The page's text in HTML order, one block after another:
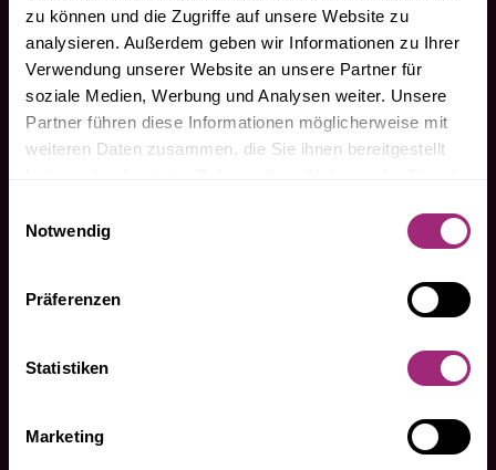
zu können und die Zugriffe auf unsere Website zu
analysieren. Außerdem geben wir Informationen zu Ihrer
Verwendung unserer Website an unsere Partner für
soziale Medien, Werbung und Analysen weiter. Unsere
Partner führen diese Informationen möglicherweise mit
weiteren Daten zusammen, die Sie ihnen bereitgestellt
Notwendig
Präferenzen
Statistiken
Marketing
Datenschutz
Cookies
Satzung